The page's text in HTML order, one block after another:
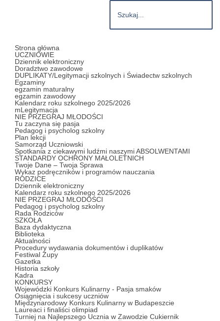
Strona główna
UCZNIOWIE
Dziennik elektroniczny
Doradztwo zawodowe
DUPLIKATY/Legitymacji szkolnych i Świadectw szkolnych
Egzaminy
egzamin maturalny
egzamin zawodowy
Kalendarz roku szkolnego 2025/2026
mLegitymacja
NIE PRZEGRAJ MŁODOŚCI
Tu zaczyna się pasja
Pedagog i psycholog szkolny
Plan lekcji
Samorząd Uczniowski
Spotkania z ciekawymi ludźmi naszymi ABSOLWENTAMI
STANDARDY OCHRONY MAŁOLETNICH
Twoje Dane – Twoja Sprawa
Wykaz podręczników i programów nauczania
RODZICE
Dziennik elektroniczny
Kalendarz roku szkolnego 2025/2026
NIE PRZEGRAJ MŁODOŚCI
Pedagog i psycholog szkolny
Rada Rodziców
SZKOŁA
Baza dydaktyczna
Biblioteka
Aktualności
Procedury wydawania dokumentów i duplikatów
Festiwal Zupy
Gazetka
Historia szkoły
Kadra
KONKURSY
Wojewódzki Konkurs Kulinarny - Pasja smaków
Osiągnięcia i sukcesy uczniów
Międzynarodowy Konkurs Kulinarny w Budapeszcie
Laureaci i finaliści olimpiad
Turniej na Najlepszego Ucznia w Zawodzie Cukiernik